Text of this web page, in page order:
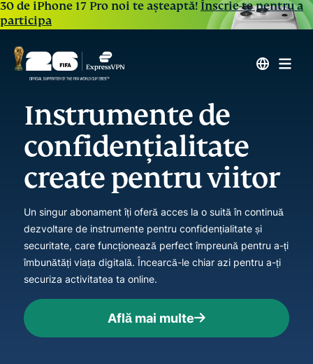
30 de iPhone 17 Pro noi te așteaptă! Înscrie-te pentru a
participa
Instrumente de
confidențialitate
create pentru viitor
Un singur abonament îți oferă acces la o suită în continuă
dezvoltare de instrumente pentru confidențialitate și
securitate, care funcționează perfect împreună pentru a-ți
îmbunătăți viața digitală. Încearcă-le chiar azi pentru a-ți
securiza activitatea ta online.
Află mai multe